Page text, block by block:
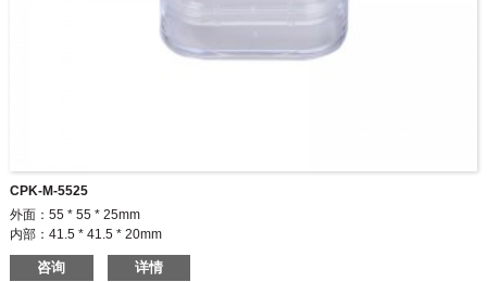
CPK-M-5525
外面：55 * 55 * 25mm
内部：41.5 * 41.5 * 20mm
◆无铰链
咨询 详情